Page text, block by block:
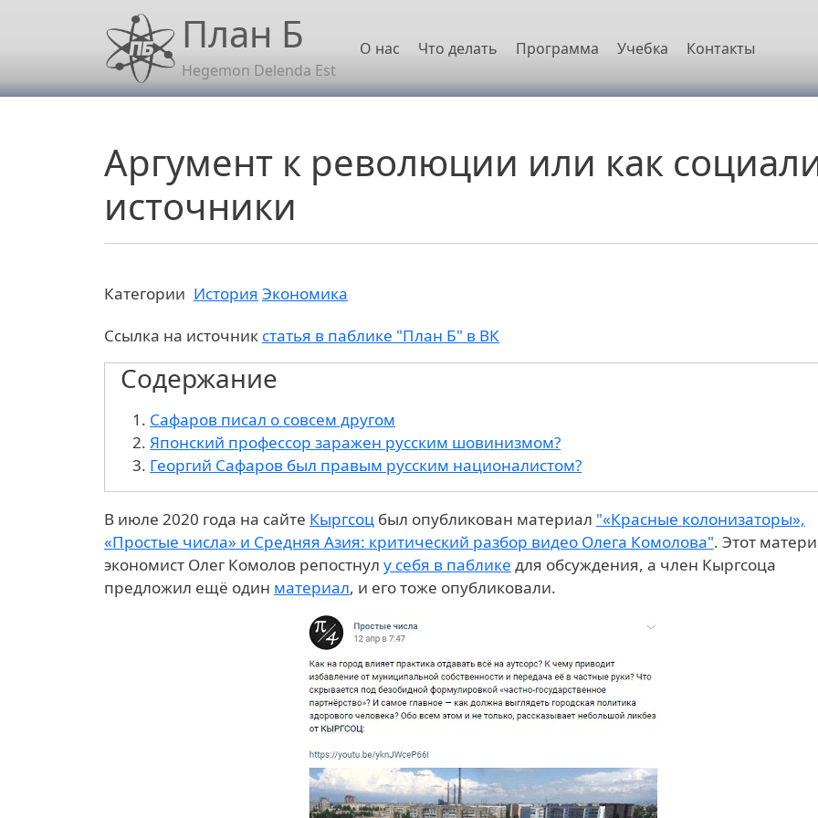
Перейти к основному содержаниюПлан Б
Hegemon Delenda Est
Основная навигация
О нас Что делать Программа Учебка Контакты
Аргумент к революции или как
источники
Категории История Экономика
Ссылка на источник статья в паблике "План Б" в ВК
Содержание
Сафаров писал о совсем другом
Японский профессор заражен русским шовинизмом?
Георгий Сафаров был правым русским националистом?
В июле 2020 года на сайте Кыргсоц был опубликован материал "«Красные колонизаторы»,
«Простые числа» и Средняя Азия: критический разбор видео Олега Комолова". Этот
экономист Олег Комолов репостнул у себя в паблике для обсуждения, а член Кыргсоца
предложил ещё один материал, и его тоже опубликовали.